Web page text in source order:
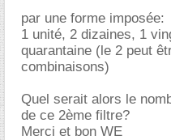
par une forme imposée:
1 unité, 2 dizaines, 1
quarantaine (le 2 peut
combinaisons)
Quel serait alors le
de ce 2ème filtre?
Merci et bon WE